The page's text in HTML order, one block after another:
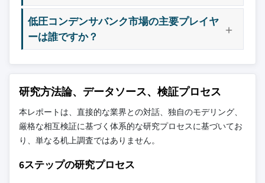
低圧コンデンサバンク市場の主要プレイヤ
ーは誰ですか？
研究方法論、データソース、検証プロセス
本レポートは、直接的な業界との対話、独自のモデリング、
厳格な相互検証に基づく体系的な研究プロセスに基づいてお
り、単なる机上調査ではありません。
6ステップの研究プロセス